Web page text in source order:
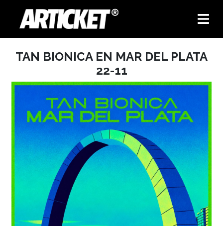
TAN BIONICA EN MAR DEL PLATA
22-11